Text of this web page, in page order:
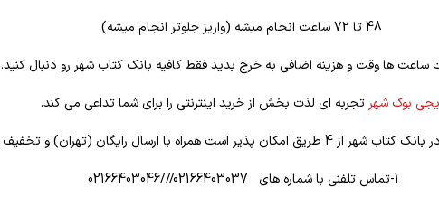
ساعت ها وقت و هزینه اضافی به خرج بدید فقط کافیه بانک کتاب شهر رو دنبال کنید.
بوک شهر تجربه ای لذت بخش از خرید اینترنتی را برای شما تداعی می کند.
پذیر است همراه با ارسال رایگان (تهران) و تخفیف ویژه
1-تماس تلفنی با شماره های 02166403037///02166403046